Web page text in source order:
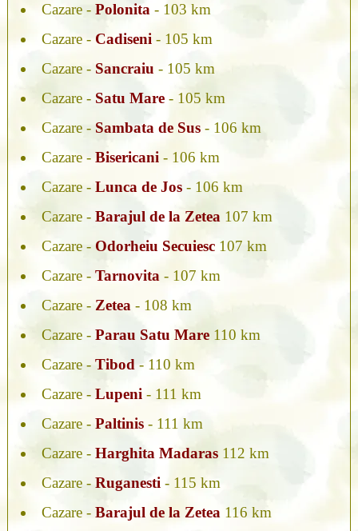
Cazare - Polonita- 103 km
Cazare - Cadiseni- 105 km
Cazare - Sancraiu - 105 km
Cazare - Satu Mare- 105 km
Cazare - Sambata de Sus- 106 km
Cazare - Bisericani- 106 km
Cazare - Lunca de Jos- 106 km
Cazare - Barajul de la Zetea107 km
Cazare - Odorheiu Secuiesc107 km
Cazare - Tarnovita- 107 km
Cazare - Zetea- 108 km
Cazare - Parau Satu Mare110 km
Cazare - Tibod- 110 km
Cazare - Lupeni- 111 km
Cazare - Paltinis- 111 km
Cazare - Harghita Madaras112 km
Cazare - Ruganesti- 115 km
Cazare - Barajul de la Zetea116 km